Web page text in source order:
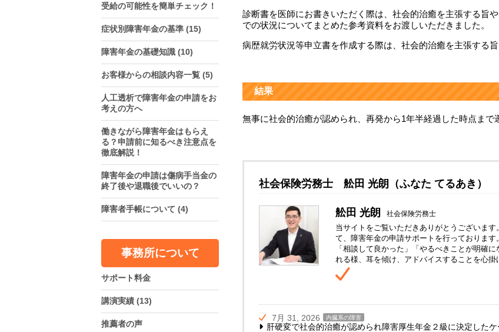
受給の可能性を簡単チェック！
症状別障害年金の基準 (15)
障害年金の基礎知識 (10)
お客様からの相談内容一覧 (5)
人工透析で障害年金の申請をお
考えの方へ
働きながら障害年金はもらえ
る？申請前に知るべき注意点を
徹底解説！
障害年金の申請は傷病手当金の
終了後や退職後でいいの？
障害者手帳について (4)
事務所について
サポート料金
講演実績 (13)
推薦者の声
診断書を医師にお書きいただく際は、社会的治癒を主張する旨
での状況についてまとめた参考資料をお渡しいただきました。
病歴就労状況等申立書を作成する際は、社会的治癒を主張する旨
結果
無事に社会的治癒が認められ、再発から1年半経過した時点まで
社会保険労務士 舩田 光朗（ふなた てるあき）
舩田 光朗 社会保険労務士
当サイトをご覧いただきありがとうございま
て、障害年金の申請サポートを行っておりま
「相談して良かった」「やるべきことが明確
れる様、耳を傾け、アドバイスすることを心掛
7月 31, 2026 内臓系の障害
肝硬変で社会的治癒が認められ障害厚生年金２級に決定した